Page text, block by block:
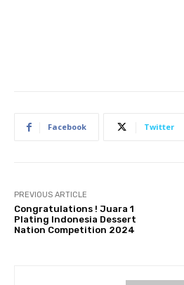
Facebook Twitter
PREVIOUS ARTICLE
Congratulations ! Juara 1
Plating Indonesia Dessert
Nation Competition 2024